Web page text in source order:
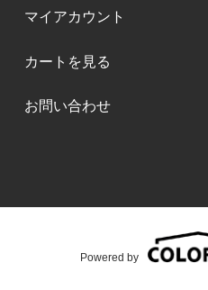
マイアカウント
カートを見る
お問い合わせ
Powered by